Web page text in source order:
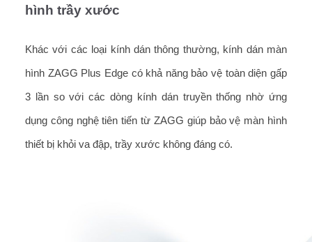
hình trầy xước
Khác với các loại kính dán thông thường, kính dán màn
hình ZAGG Plus Edge có khả năng bảo vệ toàn diện gấp
3 lần so với các dòng kính dán truyền thống nhờ ứng
dụng công nghệ tiên tiến từ ZAGG giúp bảo vệ màn hình
thiết bị khỏi va đập, trầy xước không đáng có.